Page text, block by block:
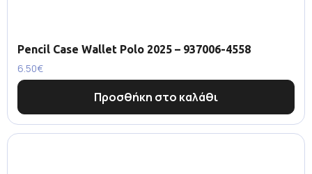
Pencil Case Wallet Polo 2025 – 937006-4558
6.50€
Προσθήκη στο καλάθι